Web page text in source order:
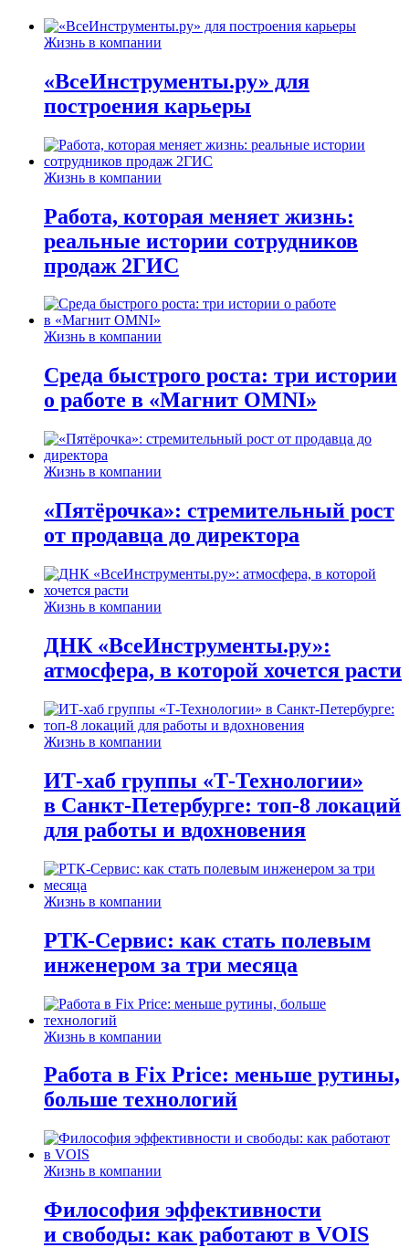
Жизнь в компании
«ВсеИнструменты.ру» для
построения карьеры
Жизнь в компании
Работа, которая меняет жизнь:
реальные истории сотрудников
продаж 2ГИС
Жизнь в компании
Среда быстрого роста: три истории
о работе в «Магнит OMNI»
Жизнь в компании
«Пятёрочка»: стремительный рост
от продавца до директора
Жизнь в компании
ДНК «ВсеИнструменты.ру»:
атмосфера, в которой хочется расти
Жизнь в компании
ИТ-хаб группы «Т-Технологии»
в Санкт-Петербурге: топ-8 локаций
для работы и вдохновения
Жизнь в компании
РТК-Сервис: как стать полевым
инженером за три месяца
Жизнь в компании
Работа в Fix Price: меньше рутины,
больше технологий
Жизнь в компании
Философия эффективности
и свободы: как работают в VOIS